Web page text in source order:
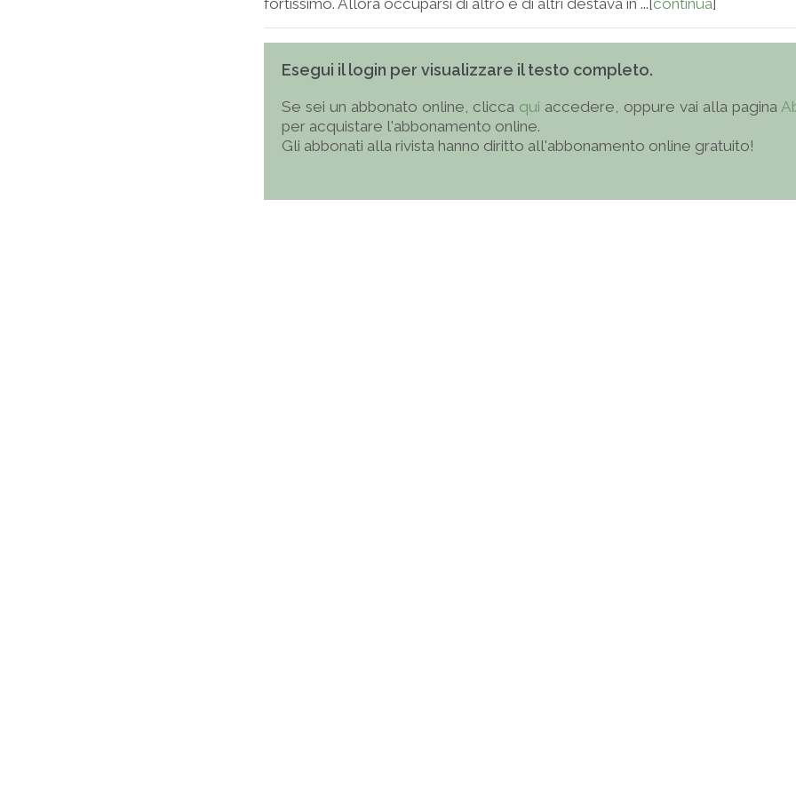
fortissimo. Allora occuparsi di altro e di altri destava in ...[continua]
Esegui il login per visualizzare il testo completo.
Se sei un abbonato online, clicca qui accedere, oppure vai alla pagina
per acquistare l'abbonamento online.
Gli abbonati alla rivista hanno diritto all'abbonamento online gratuito!